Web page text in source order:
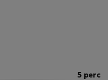
5 perc